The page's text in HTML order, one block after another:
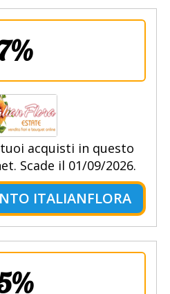
acquisti in questo
Scade il 01/09/2026.
ITALIANFLORA